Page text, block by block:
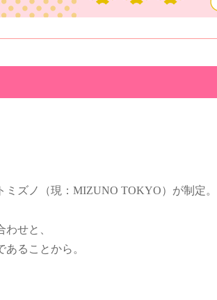
ズノ（現：MIZUNO TOKYO）が制定。
せと、
ることから。